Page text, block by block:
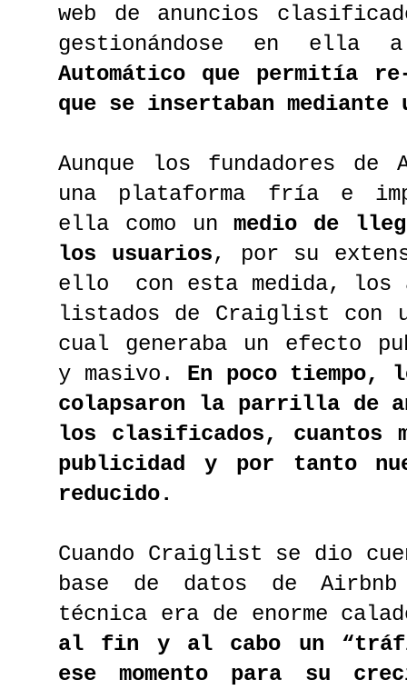
web de anuncios
gestionándose en
Automático que permitía
que se insertaban
Aunque los fundadores de
una plataforma fría e
ella como unmedio de
los usuarios, por su
ello con esta medida, los
listados de Craiglist con
cual generaba un efecto
y masivo. En poco tiempo,
colapsaron la parrilla de
los clasificados, cuantos
publicidad y por tanto
reducido.
Cuando Craiglist se dio
base de datos de Airbnb
técnica era de enorme
al fin y al cabo un
ese momento para su